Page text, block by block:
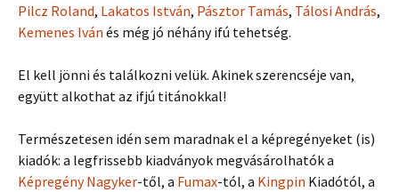
Pilcz Roland, Lakatos István, Pásztor Tamás, Tálosi András,
Kemenes Iván és még jó néhány ifú tehetség.
El kell jönni és találkozni velük. Akinek szerencséje van,
együtt alkothat az ifjú titánokkal!
Természetesen idén sem maradnak el a képregényeket (is)
kiadók: a legfrissebb kiadványok megvásárolhatók a
Képregény Nagyker-től, a Fumax-tól, a Kingpin Kiadótól, a